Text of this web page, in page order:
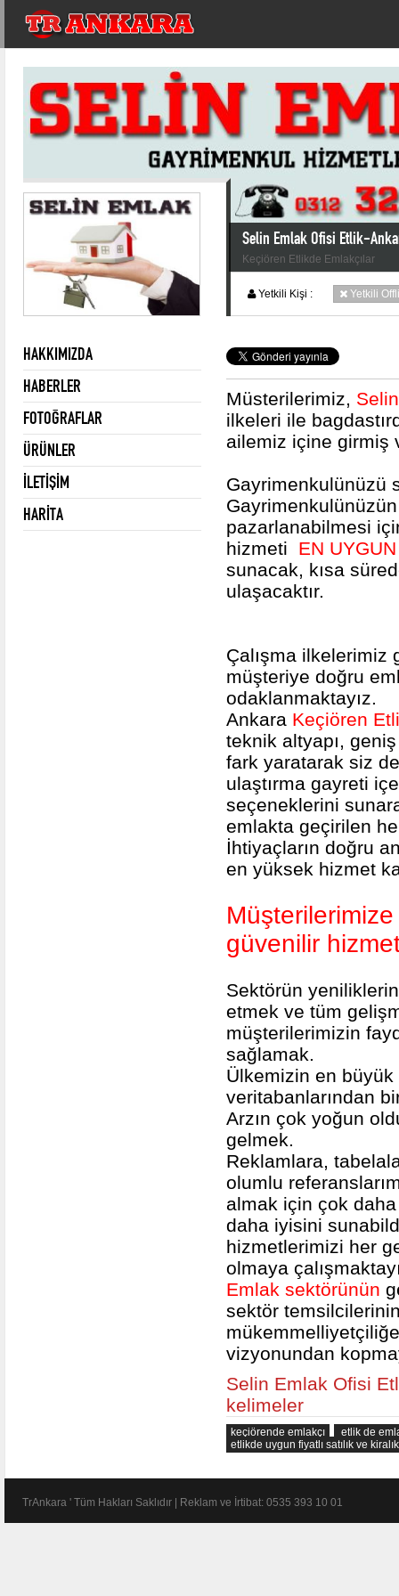
Selin Emlak Ofisi Etlik-
Keçiören Etlikde Emlakçılar
Yetkili Kişi : Yetkili
HAKKIMIZDA
HABERLER
FOTOĞRAFLAR
ÜRÜNLER
İLETİŞİM
HARİTA
Müsterilerimiz, Selin
ilkeleri ile
ailemiz içine girmiş
Gayrimenkulünüzü
pazarlanabilmesi
hizmeti EN
sunacak, kısa
Çalışma ilkelerimiz
müşteriye doğru
odaklanmaktayız.
Ankara Keçiören
teknik altyapı,
fark yaratarak siz
ulaştırma gayreti
seçeneklerini
emlakta geçirilen
İhtiyaçların doğru
en yüksek hizmet
Müşterilerimize
güvenilir
Sektörün
etmek ve tüm
müşterilerimizin
sağlamak.
Ülkemizin en büyük
veritabanlarından
Arzın çok yoğun
gelmek.
Reklamlara,
olumlu
almak için çok daha
daha iyisini
hizmetlerimizi her
olmaya
Emlak sektörünün
sektör
vizyonundan
Selin Emlak Ofisi
kelimeler
keçiörende emlakçı
etlik de
etlikde uygun fiyatlı satılık ve
TrAnkara ' Tüm Hakları Saklıdır | Reklam ve İrtibat: 0535 393 10 01